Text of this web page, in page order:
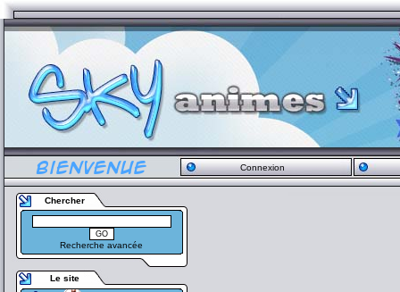
Connexion
Chercher
Recherche avancée
Le site